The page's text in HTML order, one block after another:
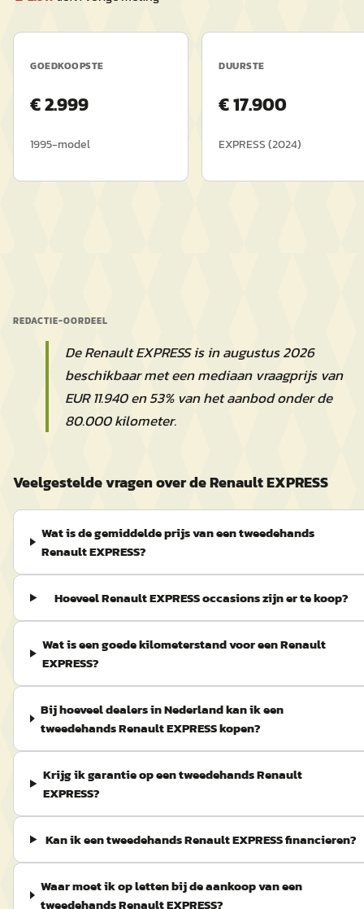
GOEDKOOPSTE
€2.999
1995-model
DUURSTE
€17.900
EXPRESS(2024)
REDACTIE-OORDEEL
De Renault EXPRESS is in augustus 2026
beschikbaar met een mediaan vraagprijs van
EUR 11.940 en 53% van het aanbod onder de
80.000 kilometer.
Veelgestelde vragen over de Renault EXPRESS
Wat is de gemiddelde prijs van een tweedehands
Renault EXPRESS?
Hoeveel Renault EXPRESS occasions zijn er te koop?
Wat is een goede kilometerstand voor een Renault
EXPRESS?
Bij hoeveel dealers in Nederland kan ik een
tweedehands Renault EXPRESS kopen?
Krijg ik garantie op een tweedehands Renault
EXPRESS?
Kan ik een tweedehands Renault EXPRESS financieren?
Waar moet ik op letten bij de aankoop van een
tweedehands Renault EXPRESS?